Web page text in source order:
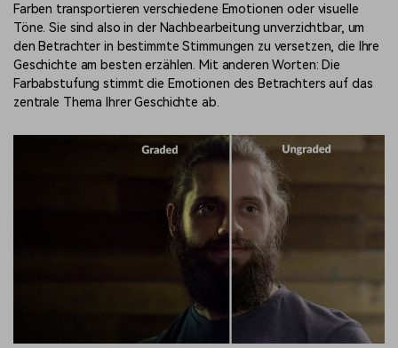
Farben transportieren verschiedene Emotionen oder visuelle
Töne. Sie sind also in der Nachbearbeitung unverzichtbar, um
den Betrachter in bestimmte Stimmungen zu versetzen, die Ihre
Geschichte am besten erzählen. Mit anderen Worten: Die
Farbabstufung stimmt die Emotionen des Betrachters auf das
zentrale Thema Ihrer Geschichte ab.